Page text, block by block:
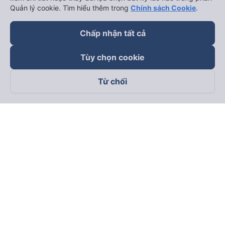
Theo dõi chúng tôi trên
Quản lý cookie. Tìm hiểu thêm trong Chính sách Cookie.
Chấp nhận tất cả
Tùy chọn cookie
Từ chối